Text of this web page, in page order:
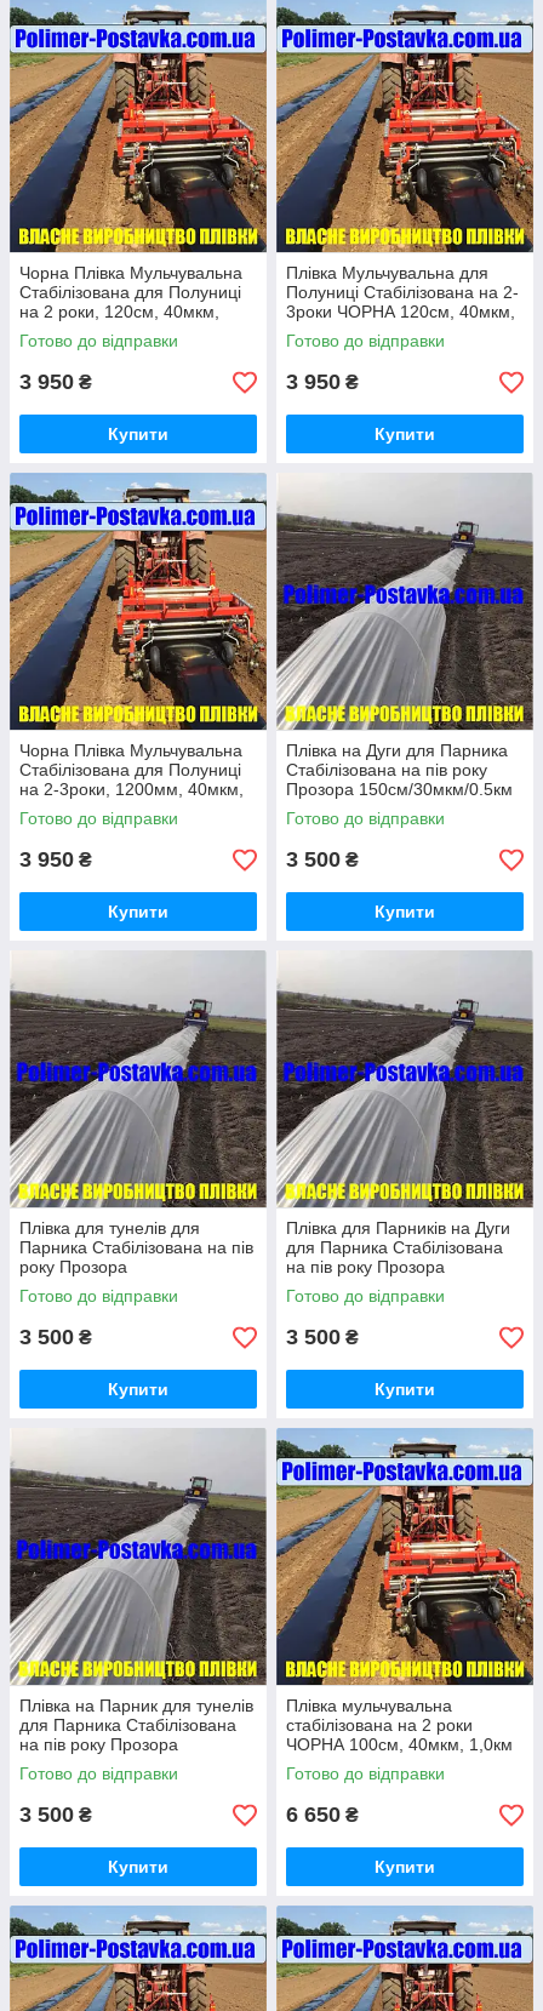
Чорна Плівка Мульчувальна
Стабілізована для Полуниці
на 2 роки, 120см, 40мкм,
0.5км
Готово до відправки
3 950 ₴
Купити
Плівка Мульчувальна для
Полуниці Стабілізована на 2-
3роки ЧОРНА 120см, 40мкм,
500м
Готово до відправки
3 950 ₴
Купити
Чорна Плівка Мульчувальна
Стабілізована для Полуниці
на 2-3роки, 1200мм, 40мкм,
500м
Готово до відправки
3 950 ₴
Купити
Плівка на Дуги для Парника
Стабілізована на пів року
Прозора 150см/30мкм/0.5км
Готово до відправки
3 500 ₴
Купити
Плівка для тунелів для
Парника Стабілізована на пів
року Прозора
150см/30мкм/0.5км
Готово до відправки
3 500 ₴
Купити
Плівка для Парників на Дуги
для Парника Стабілізована
на пів року Прозора
150см/30мкм/0.5км
Готово до відправки
3 500 ₴
Купити
Плівка на Парник для тунелів
для Парника Стабілізована
на пів року Прозора
150см/30мкм/0.5км
Готово до відправки
3 500 ₴
Купити
Плівка мульчувальна
стабілізована на 2 роки
ЧОРНА 100см, 40мкм, 1,0км
Готово до відправки
6 650 ₴
Купити